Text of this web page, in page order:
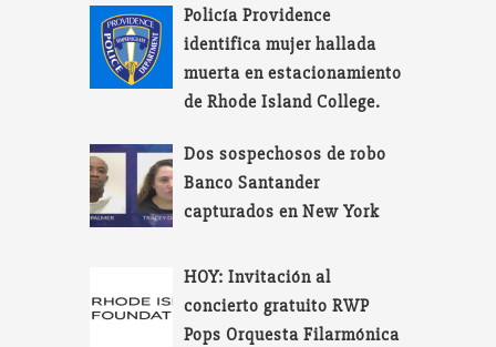
Policía Providence
identifica mujer hallada
muerta en estacionamiento
de Rhode Island College.
Dos sospechosos de robo
Banco Santander
capturados en New York
HOY: Invitación al
concierto gratuito RWP
Pops Orquesta Filarmónica